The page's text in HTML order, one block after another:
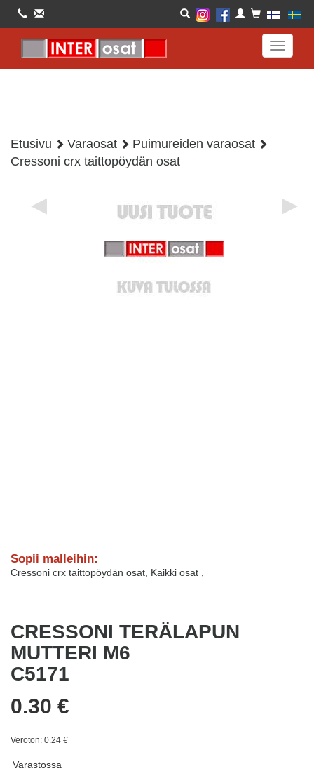
Toggle
Etusivu Varaosat
Puimureiden varaosat
Cressoni crx taittopöydän osat
◀ ▶
Sopii malleihin:
Cressoni crx taittopöydän osat Kaikki osat
CRESSONI TERÄLAPUN
MUTTERI M6
C5171
0.30 €
Veroton: 0.24 €
Varastossa